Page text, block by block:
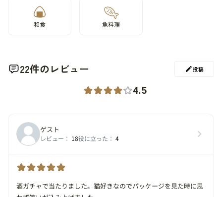
和食 魚料理
22件のレビュー
4.5
投稿
ゲスト
レビュー： 18役に立った： 4
酒ガチャで当たりました。猫好きなのでパッケージを見た時に思